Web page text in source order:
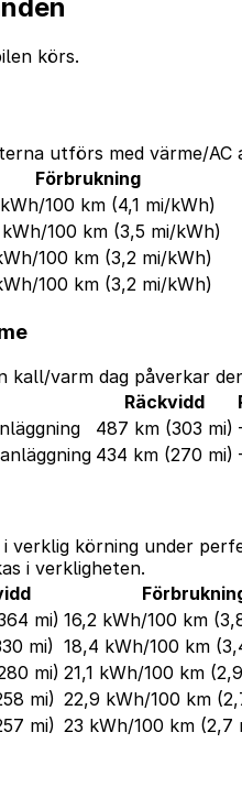
körs.
utförs med värme/
Förbrukning
100 km (4,1 mi/kWh)
kWh/100 km (3,5 mi/kWh)
100 km (3,2 mi/kWh)
100 km (3,2 mi/kWh)
kall/varm dag påverkar
Räckvidd
487 km (303 mi)
434 km (270 mi)
verklig körning under
i verkligheten.
mi) 16,2 kWh/100 km
mi) 18,4 kWh/100 km
mi) 21,1 kWh/100 km
mi) 22,9 kWh/100 km
mi) 23 kWh/100 km (2,7